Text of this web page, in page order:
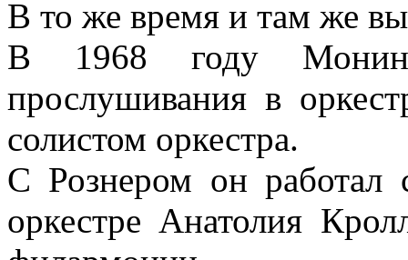
В то же время и там же
В 1968 году
прослушивания в
солистом оркестра.
С Рознером он
оркестре Анатолия